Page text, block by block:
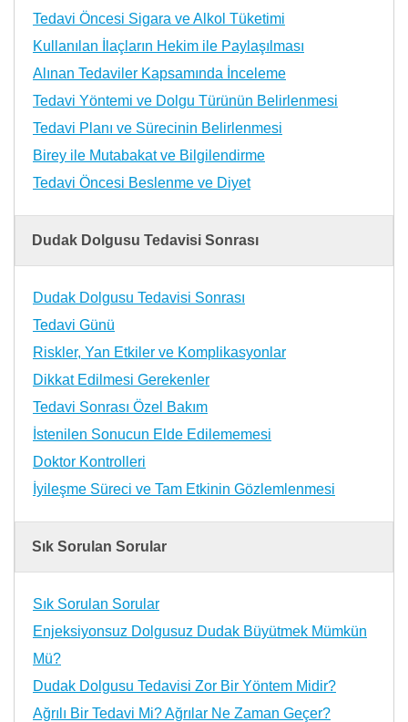
Tedavi Öncesi Sigara ve Alkol Tüketimi
Kullanılan İlaçların Hekim ile Paylaşılması
Alınan Tedaviler Kapsamında İnceleme
Tedavi Yöntemi ve Dolgu Türünün Belirlenmesi
Tedavi Planı ve Sürecinin Belirlenmesi
Birey ile Mutabakat ve Bilgilendirme
Tedavi Öncesi Beslenme ve Diyet
Dudak Dolgusu Tedavisi Sonrası
Dudak Dolgusu Tedavisi Sonrası
Tedavi Günü
Riskler, Yan Etkiler ve Komplikasyonlar
Dikkat Edilmesi Gerekenler
Tedavi Sonrası Özel Bakım
İstenilen Sonucun Elde Edilememesi
Doktor Kontrolleri
İyileşme Süreci ve Tam Etkinin Gözlemlenmesi
Sık Sorulan Sorular
Sık Sorulan Sorular
Enjeksiyonsuz Dolgusuz Dudak Büyütmek Mümkün
Mü?
Dudak Dolgusu Tedavisi Zor Bir Yöntem Midir?
Ağrılı Bir Tedavi Mi? Ağrılar Ne Zaman Geçer?